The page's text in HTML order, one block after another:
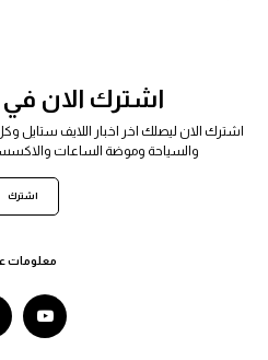
اشترك الان في ام 283
اشترك الان ليصلك اخر اخبار اللايف ستايل
والسياحة وموضة الساعات
اشترك
معلومات